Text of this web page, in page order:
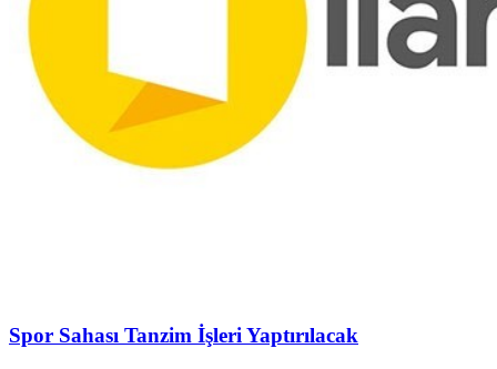
Spor Sahası Tanzim İşleri Yaptırılacak